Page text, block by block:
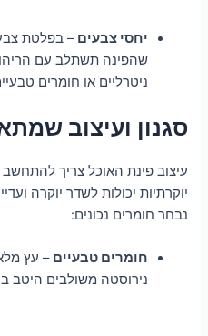
יחסי צבעים – בפלטת
שהפינה תשתלב עם
ניטרליים או חומרים
סגנון ועיצוב
עיצוב פינת האוכל צריך להתחשב
יוקרתיות יכולות לשדר יוקרה
נבחר חומרים נכונים:
חומרים טבעיים – עץ
נירוסטה משולבים היטב